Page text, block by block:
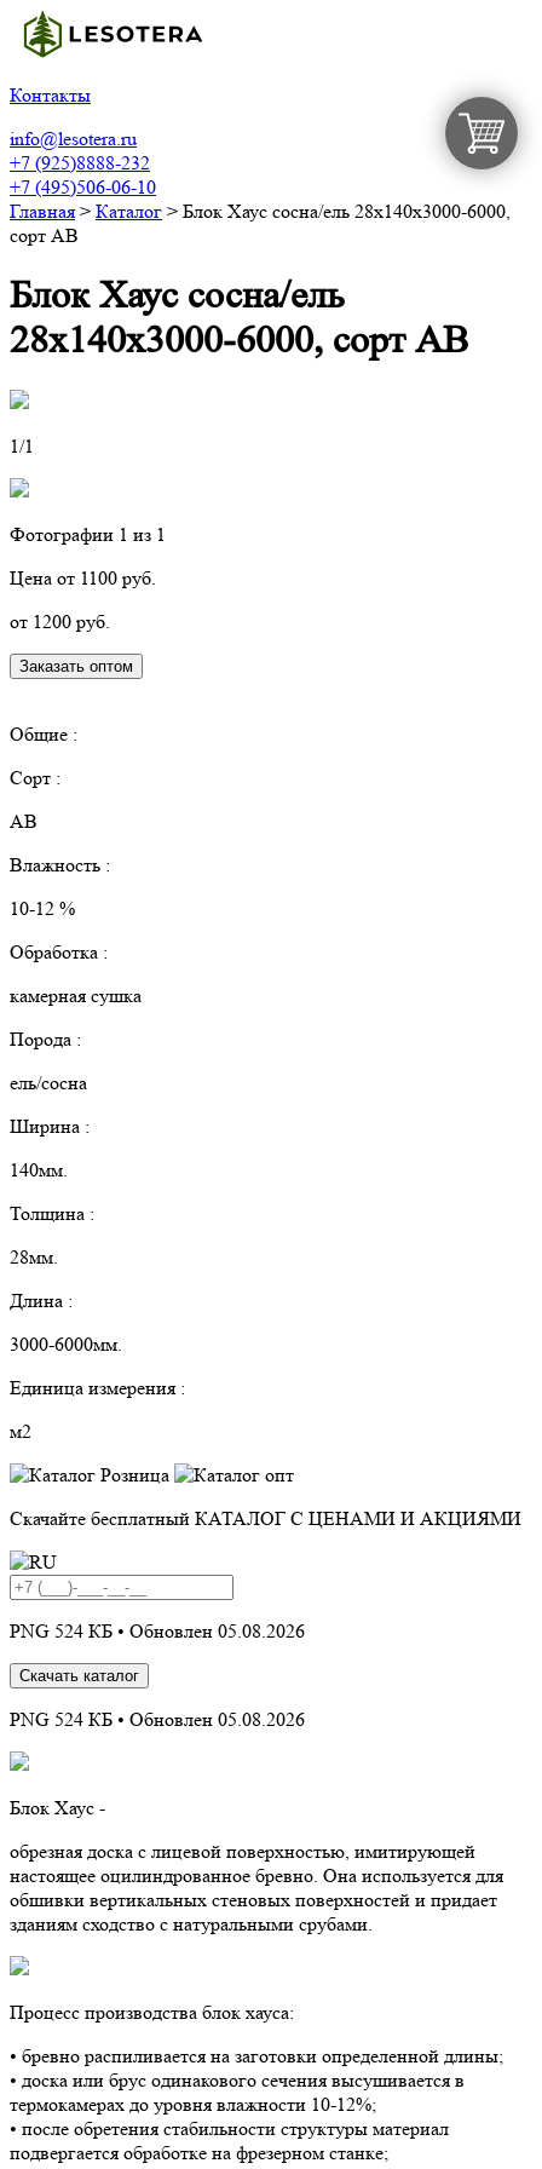
Контакты
info@lesotera.ru
+7 (925)8888-232
+7 (495)506-06-10
Главная > Каталог > Блок Хаус сосна/ель 28х140х3000-6000,
сорт АВ
Блок Хаус сосна/ель
28х140х3000-6000, сорт АВ
1/1
Фотографии 1 из 1
Цена от 1100 руб.
от 1200 руб.
Заказать оптом
Общие :
Сорт :
АВ
Влажность :
10-12 %
Обработка :
камерная сушка
Порода :
ель/сосна
Ширина :
140мм.
Толщина :
28мм.
Длина :
3000-6000мм.
Единица измерения :
м2
Скачайте бесплатный КАТАЛОГ С ЦЕНАМИ И АКЦИЯМИ
PNG 524 КБ • Обновлен 05.08.2026
Скачать каталог
PNG 524 КБ • Обновлен 05.08.2026
Блок Хаус -
обрезная доска с лицевой поверхностью, имитирующей
настоящее оцилиндрованное бревно. Она используется для
обшивки вертикальных стеновых поверхностей и придает
зданиям сходство с натуральными срубами.
Процесс производства блок хауса:
• бревно распиливается на заготовки определенной длины;
• доска или брус одинакового сечения высушивается в
термокамерах до уровня влажности 10-12%;
• после обретения стабильности структуры материал
подвергается обработке на фрезерном станке;